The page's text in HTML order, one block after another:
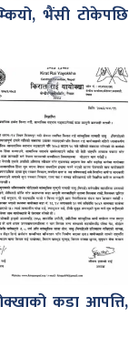
भैंसी टोकेपछि
कडा आपत्ति,